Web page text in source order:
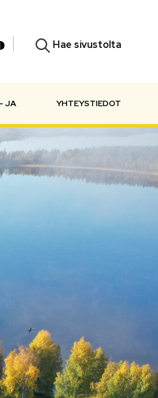
Hae sivustolta
JA YHTEYSTIEDOT